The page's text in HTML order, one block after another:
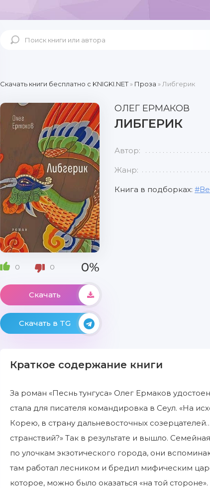
Скачать книги бесплатно c KNIGKI.NET» Проза » Либгерик
0 0 0%
Скачать
Скачать в TG
ОЛЕГ ЕРМАКОВ
ЛИБГЕРИК
Автор:
Жанр:
Книга в подборках:
Краткое содержание книги
За роман «Песнь тунгуса» Олег Ермаков
стала для писателя командировка в Сеул. «На
Корею, в страну дальневосточных
странствий?» Так в результате и вышло.
по улочкам экзотического города, они
там работал лесником и бредил мифическим
которое, можно было оказаться «на той